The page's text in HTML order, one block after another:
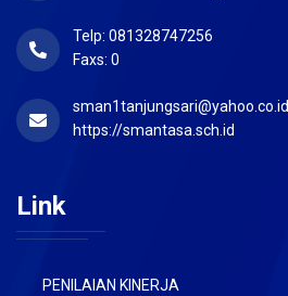
Telp: 081328747256
Faxs: 0
sman1tanjungsari@yahoo.co.id
https://smantasa.sch.id
Link
PENILAIAN KINERJA